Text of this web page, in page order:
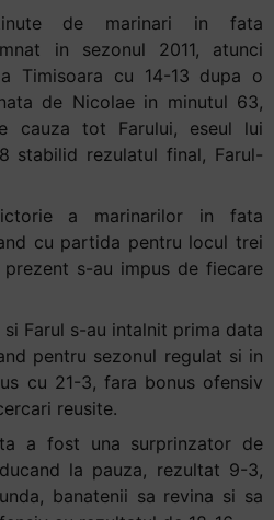
de marinari in fata
in sezonul 2011, atunci
Timisoara cu 14-13 dupa o
de Nicolae in minutul 63,
cauza tot Farului, eseul lui
stabilid rezulatul final, Farul-
a marinarilor in fata
cu partida pentru locul trei
s-au impus de fiecare
Farul s-au intalnit prima data
pentru sezonul regulat si in
cu 21-3, fara bonus ofensiv
reusite.
a fost una surprinzator de
la pauza, rezultat 9-3,
banatenii sa revina si sa